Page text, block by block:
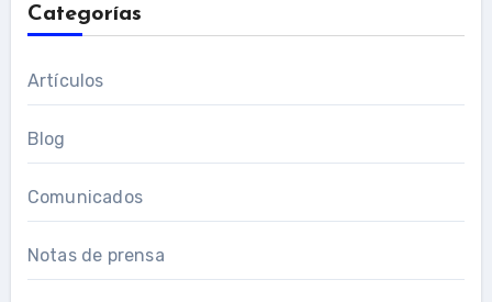
Categorías
Artículos
Blog
Comunicados
Notas de prensa